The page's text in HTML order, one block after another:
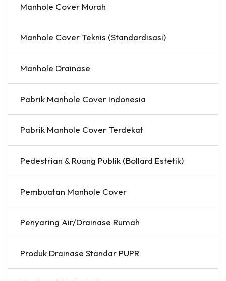
Manhole Cover Murah
Manhole Cover Teknis (Standardisasi)
Manhole Drainase
Pabrik Manhole Cover Indonesia
Pabrik Manhole Cover Terdekat
Pedestrian & Ruang Publik (Bollard Estetik)
Pembuatan Manhole Cover
Penyaring Air/Drainase Rumah
Produk Drainase Standar PUPR